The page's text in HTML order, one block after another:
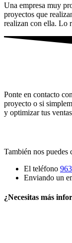
Una empresa muy
proyectos que
realizan con ella.
Ponte en contacto
proyecto o si
y optimizar tus
También nos puedes
El teléfono
Enviando un
¿Necesitas más